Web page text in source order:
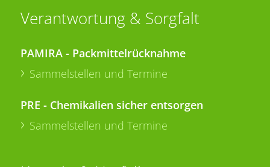
Verantwortung & Sorgfalt
PAMIRA - Packmittelrücknahme
Sammelstellen und Termine
PRE - Chemikalien sicher entsorgen
Sammelstellen und Termine